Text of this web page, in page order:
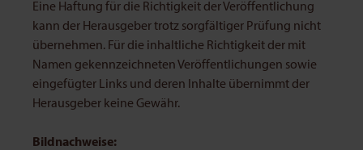
Eine Haftung für die Richtigkeit der Veröffentlichung
kann der Herausgeber trotz sorgfältiger Prüfung nicht
übernehmen. Für die inhaltliche Richtigkeit der mit
Namen gekennzeichneten Veröffentlichungen sowie
eingefügter Links und deren Inhalte übernimmt der
Herausgeber keine Gewähr.
Bildnachweise: